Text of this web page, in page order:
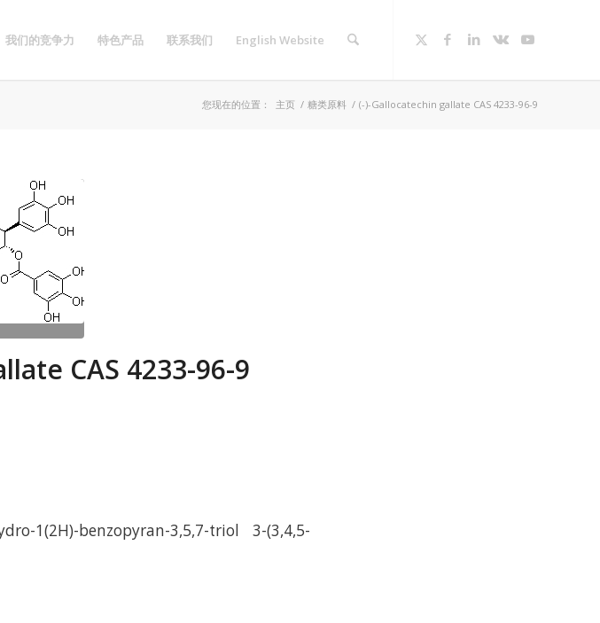
我们的竞争力 特色产品 联系我们 English Website
您现在的位置： 主页 / 糖类原料 / (-)-Gallocatechin gallate CAS 4233-96-9
CAS 4233-96-9
1(2H)-benzopyran-3,5,7-triol 3-(3,4,5-